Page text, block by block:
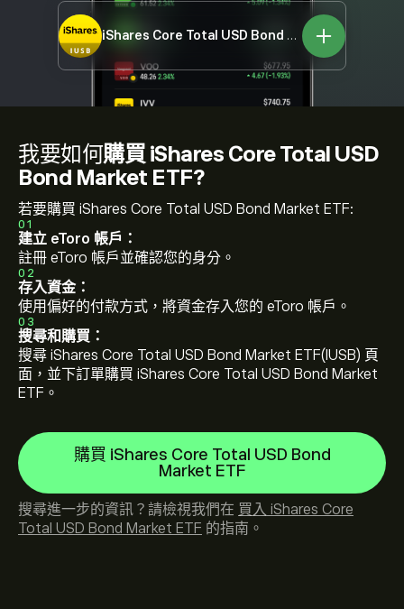
iShares Core Total USD Bond Market ETF
我要如何購買 iShares Core Total USD
Bond Market ETF?
若要購買 iShares Core Total USD Bond Market ETF:
01
建立 eToro 帳戶：
註冊 eToro 帳戶並確認您的身分。
02
存入資金：
使用偏好的付款方式，將資金存入您的 eToro 帳戶。
03
搜尋和購買：
搜尋 iShares Core Total USD Bond Market ETF(IUSB) 頁
面，並下訂單購買 iShares Core Total USD Bond Market
ETF。
購買 iShares Core Total USD Bond
Market ETF
搜尋進一步的資訊？請檢視我們在 買入 iShares Core
Total USD Bond Market ETF 的指南。